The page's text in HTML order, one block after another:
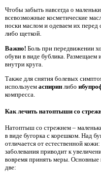
Чтобы забыть навсегда о
всевозможные косметические
носки маслом и одеваем их
либо щеткой.
Важно! Боль при передвижении
обуви в виде бублика. Размещаем
внутри круга.
Также для снятия болевых
используем аспирин либо
компресса.
Как лечить натоптыши со
Натоптыш со стрежнем –
в виде бугорка с корешком. Над
отличается от естественной
заболевания приводит к
вовремя принять меры.
две: